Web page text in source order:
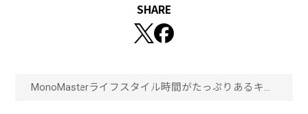
SHARE
MonoMasterライフスタイル時間がたっぷりあるキャ